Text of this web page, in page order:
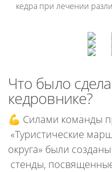
кедра при лечении
Что было
кедровнике?
💪 Силами команды
«Туристические
округа» были
стенды,